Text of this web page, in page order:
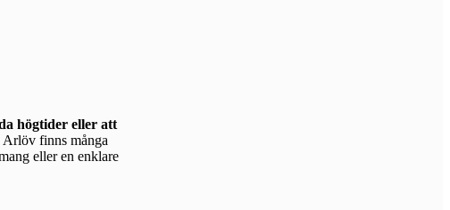
högtider eller att
eller en enklare